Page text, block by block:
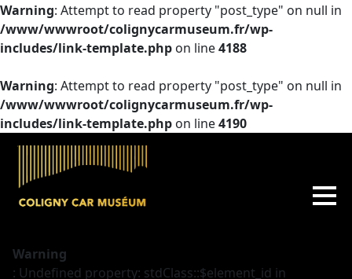
Warning: Attempt to read property "post_type" on null in
/www/wwwroot/colignycarmuseum.fr/wp-
includes/link-template.php on line4188
Warning: Attempt to read property "post_type" on null in
/www/wwwroot/colignycarmuseum.fr/wp-
includes/link-template.php on line4190
Warning
: Undefined property: stdClass::$element_id in